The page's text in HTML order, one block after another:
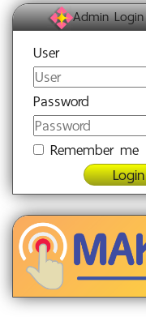
Admin Login
User
Password
Remember me
Login